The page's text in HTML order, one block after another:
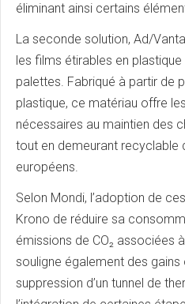
éliminant ainsi certains
La seconde solution, Ad/
les films étirables en
palettes. Fabriqué à partir de
plastique, ce matériau offre
nécessaires au maintien des
tout en demeurant recyclable
européens.
Selon Mondi, l’adoption de
Krono de réduire sa
émissions de CO₂ associées
souligne également des
suppression d’un tunnel de